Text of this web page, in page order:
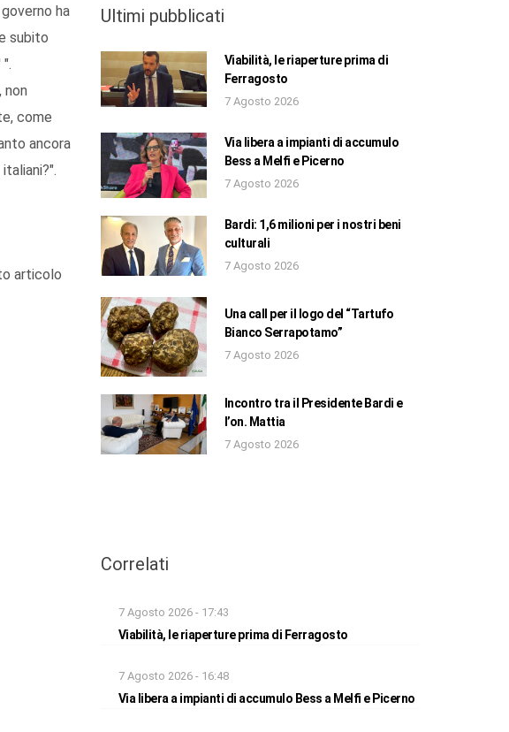
ha
subito
non
come
ancora
articolo
Ultimi pubblicati
Viabilità, le riaperture prima di
Ferragosto
7 Agosto 2026
Via libera a impianti di accumulo
Bess a Melfi e Picerno
7 Agosto 2026
Bardi: 1,6 milioni per i nostri beni
culturali
7 Agosto 2026
Una call per il logo del “Tartufo
Bianco Serrapotamo”
7 Agosto 2026
Incontro tra il Presidente Bardi e
l’on. Mattia
7 Agosto 2026
Correlati
7 Agosto 2026 - 17:43
Viabilità, le riaperture prima di Ferragosto
7 Agosto 2026 - 16:48
Via libera a impianti di accumulo Bess a Melfi e Picerno